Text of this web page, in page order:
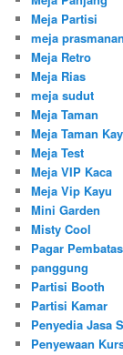
Meja Partisi
meja prasmanan
Meja Retro
Meja Rias
meja sudut
Meja Taman
Meja Taman
Meja Test
Meja VIP Kaca
Meja Vip Kayu
Mini Garden
Misty Cool
Pagar
panggung
Partisi Booth
Partisi Kamar
Penyedia Jasa
Penyewaan